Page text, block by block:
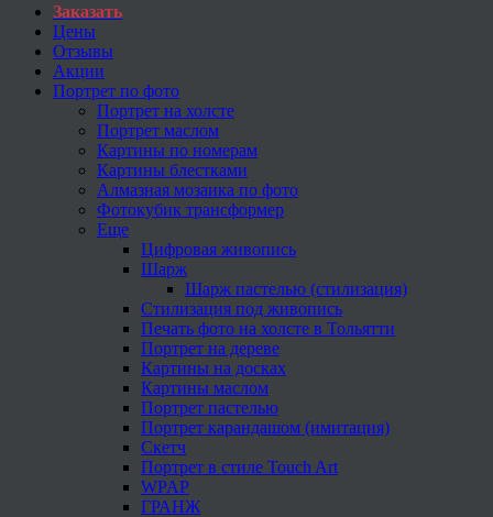
Заказать
Цены
Отзывы
Акции
Портрет по фото
Портрет на холсте
Портрет маслом
Картины по номерам
Картины блестками
Алмазная мозаика по фото
Фотокубик трансформер
Еще
Цифровая живопись
Шарж
Шарж пастелью (стилизация)
Стилизация под живопись
Печать фото на холсте в Тольятти
Портрет на дереве
Картины на досках
Картины маслом
Портрет пастелью
Портрет карандашом (имитация)
Скетч
Портрет в стиле Touch Art
WPAP
ГРАНЖ